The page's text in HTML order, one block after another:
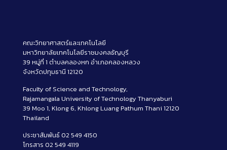
คณะวิทยาศาสตร์และเทคโนโลยี
มหาวิทยาลัยเทคโนโลยีราชมงคลธัญบุรี
39 หมู่ที่ 1 ตำบลคลองหก อำเภอคลองหลวง
จังหวัดปทุมธานี 12120
Faculty of Science and Technology,
Rajamangala University of Technology Thanyaburi
39 Moo 1, Klong 6, Khlong Luang Pathum Thani 12120
Thailand
ประชาสัมพันธ์ 02 549 4150
โทรสาร 02 549 4119